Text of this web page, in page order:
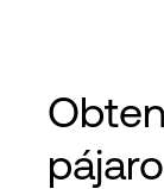
pájaro